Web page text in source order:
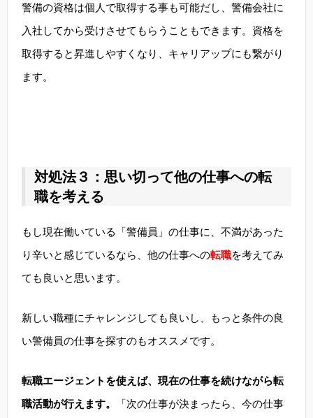
警備の資格は個人で取得する事も可能だし、警備会社に
入社してから受けさせてもらうこともできます。資格を
取得すると昇進しやすくなり、キャリアップにも繋がり
ます。
対処法３：思い切って他の仕事への転
職を考える
もし現在働いている「警備員」の仕事に、不満があった
り辛いと感じているなら、他の仕事への転職を考えてみ
ても良いと思います。
新しい職種にチャレンジしても良いし、もっと条件の良
い警備員の仕事を探すのもオススメです。
転職エージェントを使えば、現在の仕事を続けながら転
職活動が行えます。
「次の仕事が決まったら、今の仕事